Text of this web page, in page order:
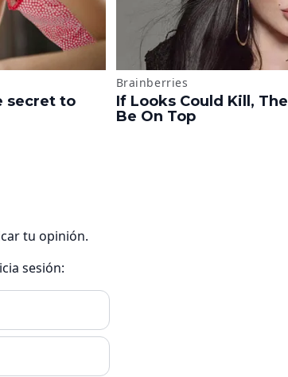
tu opinión.
sesión: